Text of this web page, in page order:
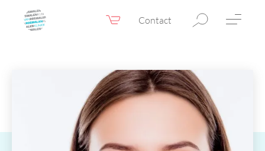
Contact
Webshop NL
Fillers & Botox
Huidtherapie
Ooglidcorrectie